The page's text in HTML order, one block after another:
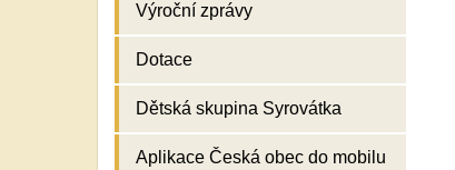
Výroční zprávy
Dotace
Dětská skupina Syrovátka
Aplikace Česká obec do mobilu